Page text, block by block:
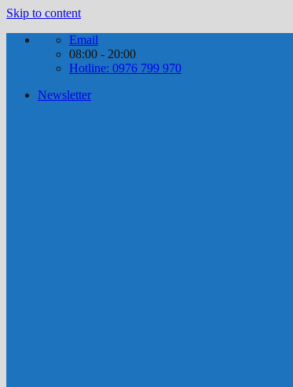
Skip to content
Email
08:00 - 20:00
Hotline: 0976 799 970
Newsletter